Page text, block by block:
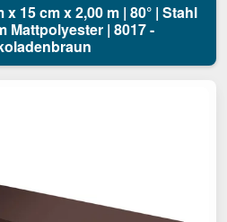
15 cm x 2,00 m | 80° | Stahl
Mattpolyester | 8017 -